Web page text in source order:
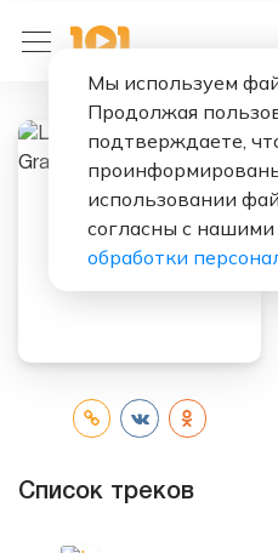
Список треков
Мы используем
Продолжая
подтверждаете,
использовании
согласны с нашими
обработки